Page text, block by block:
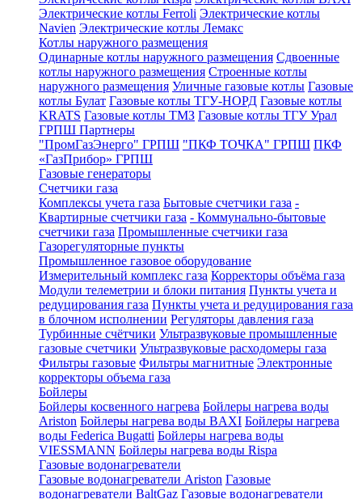
Электрические котлы Ferroli Электрические котлы
Navien Электрические котлы Лемакс
Котлы наружного размещения
Одинарные котлы наружного размещения Сдвоенные
котлы наружного размещения Строенные котлы
наружного размещения Уличные газовые котлы Газовые
котлы Булат Газовые котлы ТГУ-НОРД Газовые котлы
KRATS Газовые котлы ТМЗ Газовые котлы ТГУ Урал
ГРПШ Партнеры
"ПромГазЭнерго" ГРПШ "ПКФ ТОЧКА" ГРПШ ПКФ
«ГазПрибор» ГРПШ
Газовые генераторы
Счетчики газа
Комплексы учета газа Бытовые счетчики газа -
Квартирные счетчики газа - Коммунально-бытовые
счетчики газа Промышленные счетчики газа
Газорегуляторные пункты
Промышленное газовое оборудование
Измерительный комплекс газа Корректоры объёма газа
Модули телеметрии и блоки питания Пункты учета и
редуцирования газа Пункты учета и редуцирования газа
в блочном исполнении Регуляторы давления газа
Турбинные счётчики Ультразвуковые промышленные
газовые счетчики Ультразвуковые расходомеры газа
Фильтры газовые Фильтры магнитные Электронные
корректоры объема газа
Бойлеры
Бойлеры косвенного нагрева Бойлеры нагрева воды
Ariston Бойлеры нагрева воды BAXI Бойлеры нагрева
воды Federica Bugatti Бойлеры нагрева воды
VIESSMANN Бойлеры нагрева воды Rispa
Газовые водонагреватели
Газовые водонагреватели Ariston Газовые
водонагреватели BaltGaz Газовые водонагреватели